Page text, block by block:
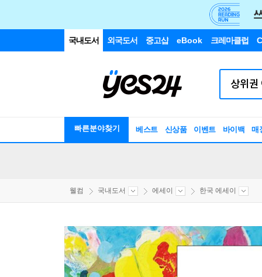
국내도서 외국도서 중고샵 eBook 크레마클럽
빠른분야찾기 베스트 신상품 이벤트 바이백 매
웰컴 국내도서 에세이 한국 에세이